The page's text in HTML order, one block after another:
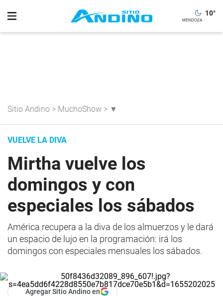
10°
Sitio Andino > MuchoShow > ▼
VUELVE LA DIVA
Mirtha vuelve los
domingos y con
especiales los sábados
América recupera a la diva de los almuerzos y le dará
un espacio de lujo en la programación: irá los
domingos con especiales mensuales los sábados.
Agregar Sitio Andino en